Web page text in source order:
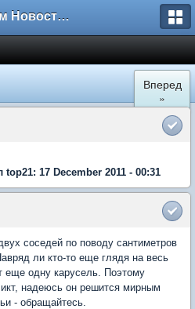
Форум Новостройки
Вперед
»
17 December 2011 - 00:31
соседей по поводу сантиметров
ли кто-то еще глядя на весь
еще одну карусель. Поэтому
надеюсь он решится мирным
- обращайтесь.